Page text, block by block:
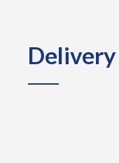
Delivery